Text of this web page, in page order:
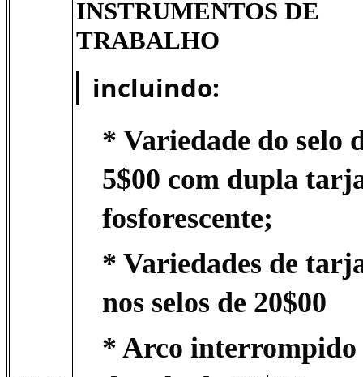
INSTRUMENTOS DE
TRABALHO
incluindo:
* Variedade do selo
5$00 com dupla
fosforescente;
* Variedades de
nos selos de 20$00
* Arco interrompido